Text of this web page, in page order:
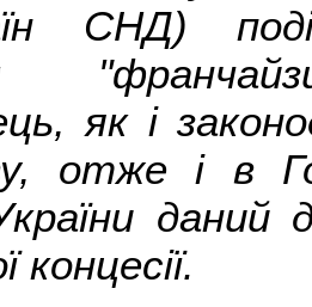
СНД)
як і
отже і в
даний
концесії.